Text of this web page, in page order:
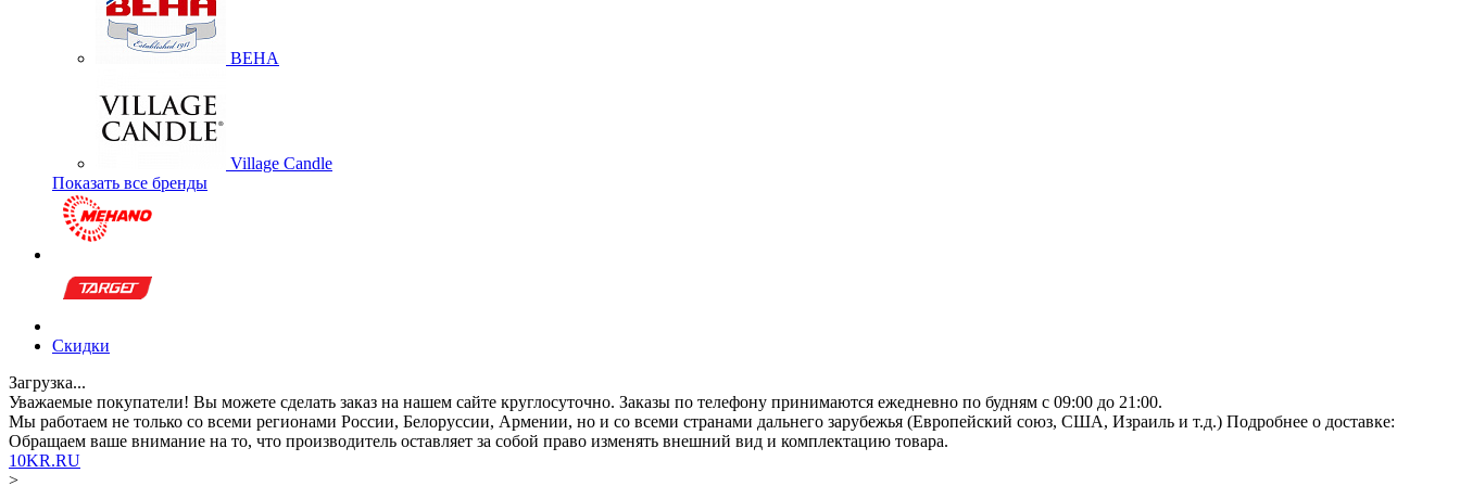
BEHA
Village Candle
Показать все бренды
Скидки
Загрузка...
Уважаемые покупатели! Вы можете сделать заказ на нашем сайте круглосуточно. Заказы по телефону принимаются ежедневно по будням с 09:00 до 21:00.
Мы работаем не только со всеми регионами России, Белоруссии, Армении, но и со всеми странами дальнего зарубежья (Европейский союз, США, Израиль и т.д.) Подробнее о доставке:
Обращаем ваше внимание на то, что производитель оставляет за собой право изменять внешний вид и комплектацию товара.
10KR.RU
>